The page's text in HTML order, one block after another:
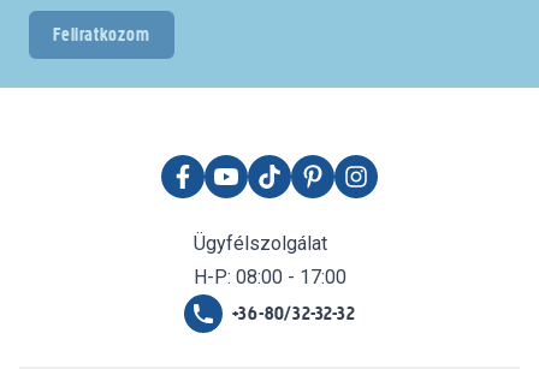
Feliratkozom
Ügyfélszolgálat
H-P: 08:00 - 17:00
+36-80/32-32-32